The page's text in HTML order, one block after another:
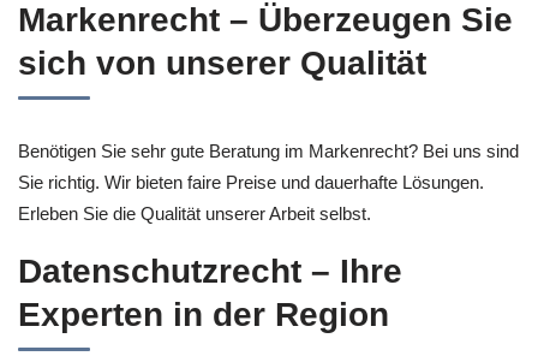
Markenrecht – Überzeugen Sie
sich von unserer Qualität
Benötigen Sie sehr gute Beratung im Markenrecht? Bei uns sind
Sie richtig. Wir bieten faire Preise und dauerhafte Lösungen.
Erleben Sie die Qualität unserer Arbeit selbst.
Datenschutzrecht – Ihre
Experten in der Region